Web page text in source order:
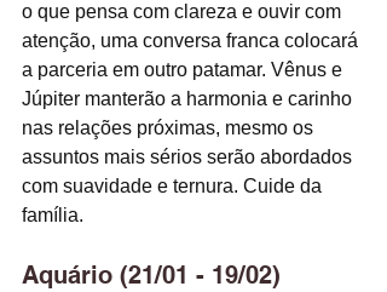
o que pensa com clareza e ouvir com
atenção, uma conversa franca colocará
a parceria em outro patamar. Vênus e
Júpiter manterão a harmonia e carinho
nas relações próximas, mesmo os
assuntos mais sérios serão abordados
com suavidade e ternura. Cuide da
família.
Aquário (21/01 - 19/02)